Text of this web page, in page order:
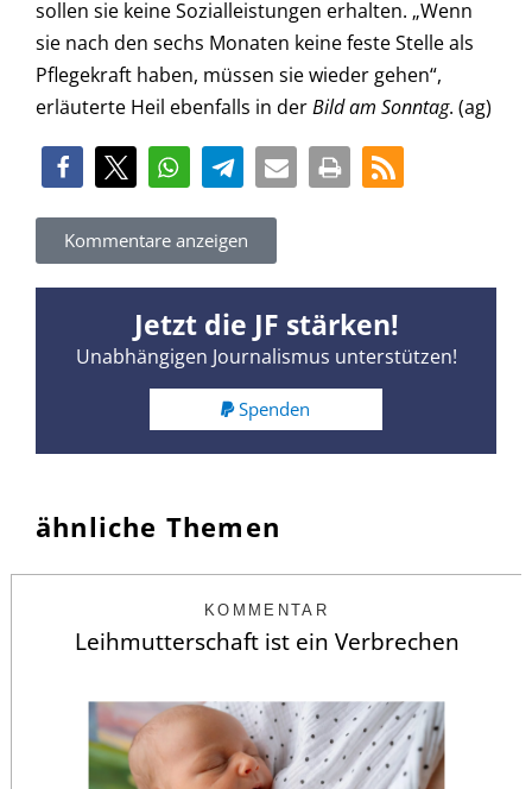
sollen sie keine Sozialleistungen erhalten. „Wenn
sie nach den sechs Monaten keine feste Stelle als
Pflegekraft haben, müssen sie wieder gehen“,
erläuterte Heil ebenfalls in derBild am Sonntag. (ag)
Kommentare anzeigen
Jetzt die JF stärken!
Unabhängigen Journalismus unterstützen!
Spenden
ähnliche Themen
KOMMENTAR
Leihmutterschaft ist ein Verbrechen